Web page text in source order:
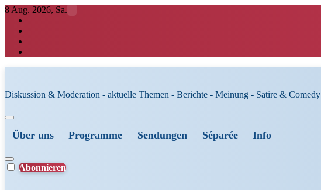
Zum
Inhalt
springen
8 Aug. 2026, Sa.
Diskussion & Moderation - aktuelle Themen - Berichte - Meinung - Satire & Comedy
Über uns Programme Sendungen Séparée Info
Abonnieren